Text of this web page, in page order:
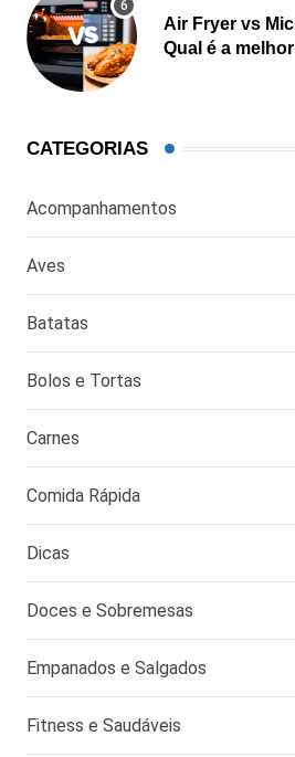
Air Fryer vs
Qual é a
CATEGORIAS
Acompanhamentos
Aves
Batatas
Bolos e Tortas
Carnes
Comida Rápida
Dicas
Doces e Sobremesas
Empanados e Salgados
Fitness e Saudáveis